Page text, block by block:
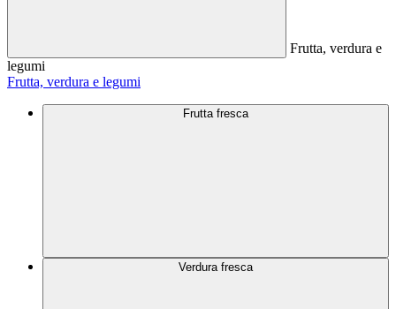
Frutta, verdura e
legumi
Frutta, verdura e legumi
Frutta fresca
Verdura fresca